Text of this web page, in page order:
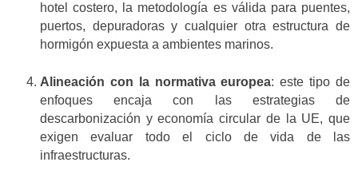
hotel costero, la metodología es válida para puentes,
puertos, depuradoras y cualquier otra estructura de
hormigón expuesta a ambientes marinos.
Alineación con la normativa europea: este tipo de
enfoques encaja con las estrategias de
descarbonización y economía circular de la UE, que
exigen evaluar todo el ciclo de vida de las
infraestructuras.